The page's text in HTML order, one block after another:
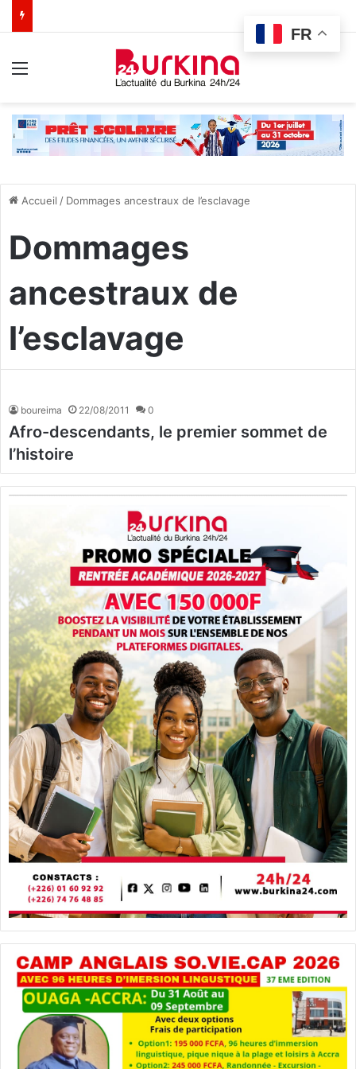
Accueil / Dommages ancestraux de l’esclavage
Dommages
ancestraux de
l’esclavage
boureima 22/08/2011 0
Afro-descendants, le premier sommet de
l’histoire
FR